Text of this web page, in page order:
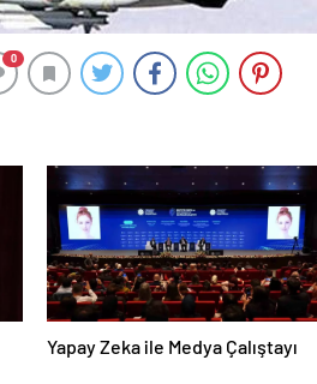
0
Yapay Zeka ile Medya Çalıştayı